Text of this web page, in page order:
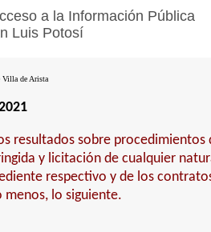
a la Información Pública
Luis Potosí
de Arista
resultados sobre procedimientos
y licitación de cualquier
respectivo y de los
lo siguiente.